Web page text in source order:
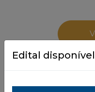
Edital disponível